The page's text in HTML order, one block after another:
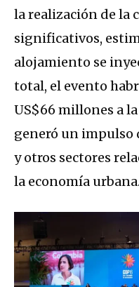
la realización de la
significativos,
alojamiento se
total, el evento
US$66 millones a
generó un impulso
y otros sectores
la economía urbana.